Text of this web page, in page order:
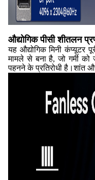
औद्योगिक पीसी शीतलन
यह औद्योगिक मिनी कंप्यूटर
मामले से बना है, जो गर्मी
पहनने के प्रतिरोधी है।शांत